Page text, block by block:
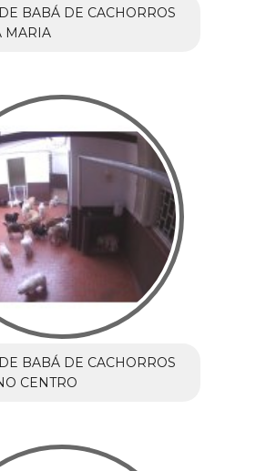
BABÁ DE CACHORROS
MARIA
BABÁ DE CACHORROS
CENTRO